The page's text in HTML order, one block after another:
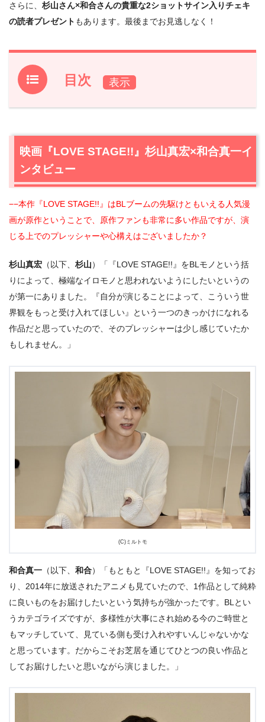
さらに、 杉山さん×和合さんの貴重な2ショットサイン入りチェキ
の読者プレゼント もあります。最後までお見逃しなく！
目次
1.映画『LOVE STAGE!!』杉山真宏×和合真一インタビュ
様）
2.
映画『LOVE STAGE!!』杉山真宏×和合真一イ
ンタビュー
−−本作『LOVE STAGE!!』はBLブームの先駆けともいえる人気漫
画が原作ということで、原作ファンも非常に多い作品ですが、演
じる上でのプレッシャーや心構えはございましたか？
杉山真宏 （以下、 杉山）「『LOVE STAGE!!』をBLモノという括
りによって、極端なイロモノと思われないようにしたいというの
が第一にありました。『自分が演じることによって、こういう世
界観をもっと受け入れてほしい』という一つのきっかけになれる
作品だと思っていたので、そのプレッシャーは少し感じていたか
もしれません。」
(C)ミルトモ
和合真一 （以下、 和合）「もともと『LOVE STAGE!!』を知ってお
り、2014年に放送されたアニメも見ていたので、1作品として純粋
に良いものをお届けしたいという気持ちが強かったです。BLとい
うカテゴライズですが、多様性が大事にされ始める今のご時世と
もマッチしていて、見ている側も受け入れやすいんじゃないかな
と思っています。だからこそお芝居を通じてひとつの良い作品と
してお届けしたいと思いながら演じました。」